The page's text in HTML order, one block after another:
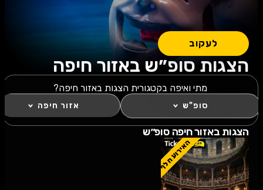
לעקוב
הצגות סופ״ש באזור חיפה
מתי ואיפה בקטגורית הצגות באזור חיפה?
סופ"ש אזור חיפה
הצגות באזור חיפה סופ״ש
האירוע חלף